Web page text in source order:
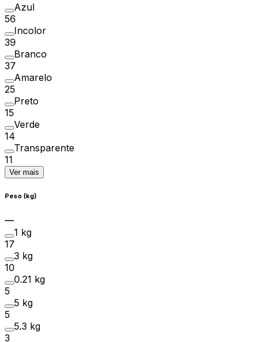
Azul
56
Incolor
39
Branco
37
Amarelo
25
Preto
15
Verde
14
Transparente
11
Ver mais
Peso (kg)
1 kg
17
3 kg
10
0.21 kg
5
5 kg
5
5.3 kg
3